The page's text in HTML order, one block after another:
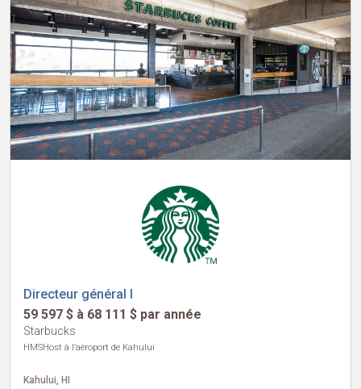
Directeur général I
59 597 $ à 68 111 $ par année
Starbucks
HMSHost à l’aéroport de Kahului
Kahului, HI